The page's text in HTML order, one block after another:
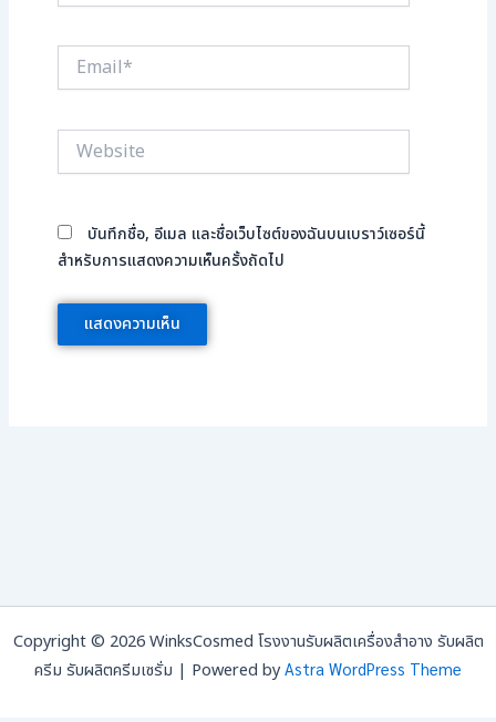
Email*
Website
บันทึกชื่อ, อีเมล และชื่อเว็บไซต์ของฉันบนเบราว์เซอร์นี้
สำหรับการแสดงความเห็นครั้งถัดไป
Copyright © 2026 WinksCosmed โรงงานรับผลิตเครื่องสำอาง รับผลิต
ครีม รับผลิตครีมเซรั่ม | Powered by Astra WordPress Theme